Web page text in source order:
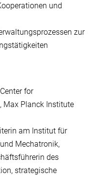
und
zur
for
Max Planck Institute
am Institut für
Mechatronik,
des
strategische